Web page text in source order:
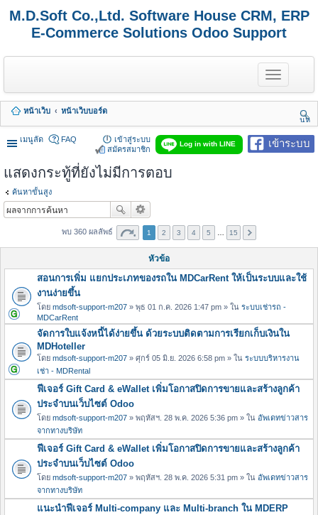
M.D.Soft Co.,Ltd. Software House CRM, ERP
E-Commerce Solutions Odoo Support
T
o
g
e
n
a
หน้าเว็บ
หน้าเว็บบอร์ด
นห
า
เมนูลัด
เข้าระบบ
Log in with LINE
FAQ
เข้าสู่ระบบ
สมัครสมาชิก
แสดงกระทู้ที่ยังไม่มีการตอบ
ค้นหาขั้นสูง
พบ 360 ผลลัพธ์ 1 2 3 4 5 15
หัวข้อ
สอนการเพิ่ม แยกประเภทของรถใน MDCarRent ให้เป็นระบบและใช้
งานง่ายขึ้น
โดย mdsoft-support-m207 » พุธ 01 ก.ค. 2026 1:47 pm » ใน ระบบเช่ารถ -
MDCarRent
จัดการใบแจ้งหนี้ได้ง่ายขึ้น ด้วยระบบติดตามการเรียกเก็บเงินใน
MDHoteller
โดย mdsoft-support-m207 » ศุกร์ 05 มิ.ย. 2026 6:58 pm » ใน ระบบบริหารงาน
เช่า - MDRental
ฟีเจอร์ Gift Card & eWallet เพิ่มโอกาสปิดการขายและสร้างลูกค้า
ประจำบนเว็บไซต์ Odoo
โดย mdsoft-support-m207 » พฤหัสฯ. 28 พ.ค. 2026 5:36 pm » ใน อัพเดทข่าวสาร
จากทางบริษัท
ฟีเจอร์ Gift Card & eWallet เพิ่มโอกาสปิดการขายและสร้างลูกค้า
ประจำบนเว็บไซต์ Odoo
โดย mdsoft-support-m207 » พฤหัสฯ. 28 พ.ค. 2026 5:31 pm » ใน อัพเดทข่าวสาร
จากทางบริษัท
แนะนำฟีเจอร์ Multi-company และ Multi-branch ใน MDERP